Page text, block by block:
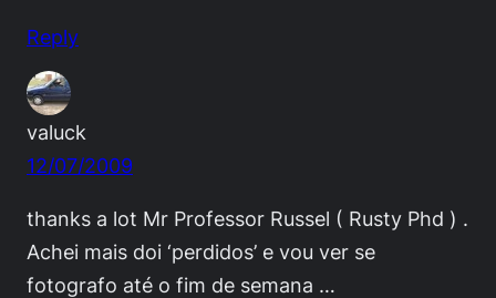
Reply
valuck
12/07/2009
thanks a lot Mr Professor Russel ( Rusty Phd ) .
Achei mais doi ‘perdidos’ e vou ver se
fotografo até o fim de semana …